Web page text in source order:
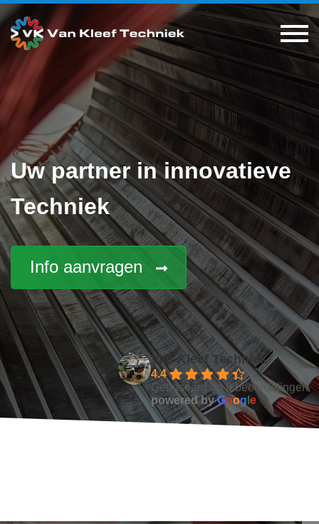
Uw partner in innovatieve
Techniek
Info aanvragen
Van Kleef Techniek
4.4
Gebaseerd op 8 beoordelingen
powered byGoog e